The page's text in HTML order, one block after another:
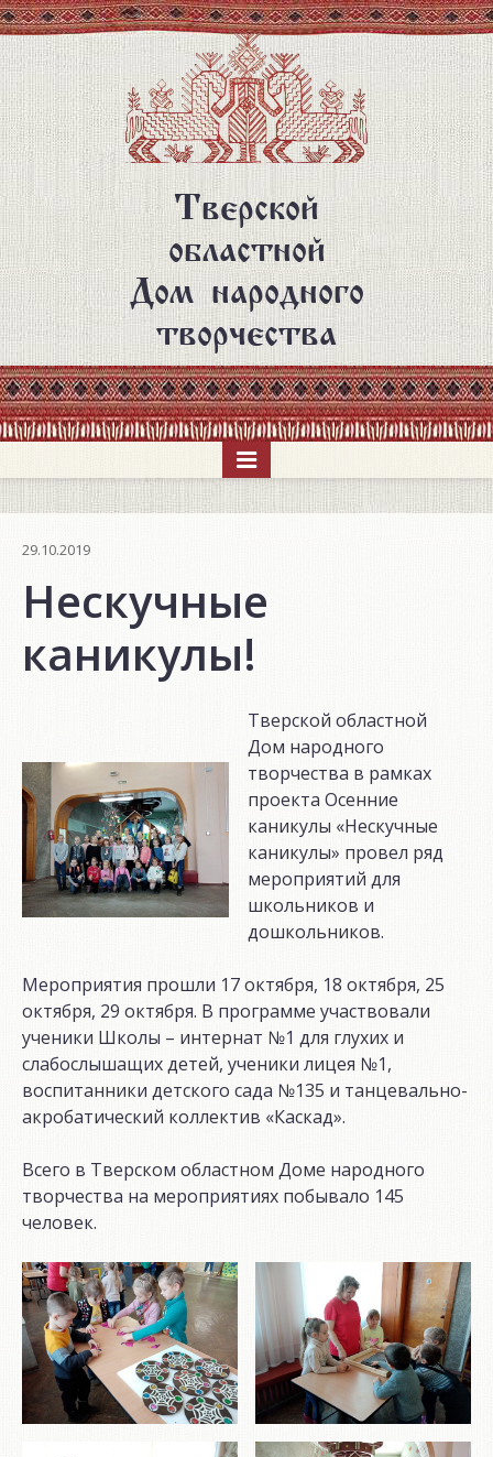
Перейти
к
основному
содержанию
Тверской
областной
Дом народного
творчества
29.10.2019
Нескучные
каникулы!
Тверской областной
Дом народного
творчества в рамках
проекта Осенние
каникулы «Нескучные
каникулы» провел ряд
мероприятий для
школьников и
дошкольников.
Мероприятия прошли 17 октября, 18 октября, 25
октября, 29 октября. В программе участвовали
ученики Школы – интернат №1 для глухих и
слабослышащих детей, ученики лицея №1,
воспитанники детского сада №135 и танцевально-
акробатический коллектив «Каскад».
Всего в Тверском областном Доме народного
творчества на мероприятиях побывало 145
человек.